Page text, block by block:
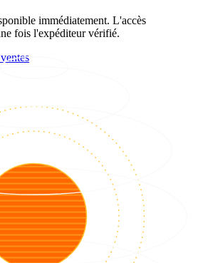
immédiatement. L'accès
fois l'expéditeur vérifié.